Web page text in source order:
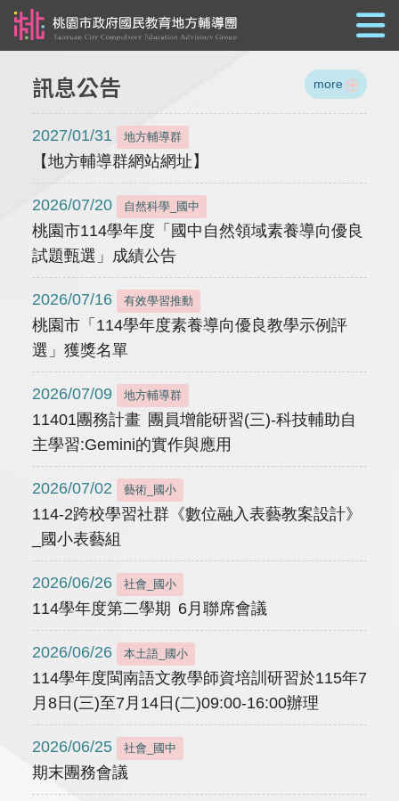
訊息公告 more
2027/01/31 地方輔導群
【地方輔導群網站網址】
2026/07/20 自然科學_國中
桃園市114學年度「國中自然領域素養導向優良
試題甄選」成績公告
2026/07/16 有效學習推動
桃園市「114學年度素養導向優良教學示例評
選」獲獎名單
2026/07/09 地方輔導群
11401團務計畫 團員增能研習(三)-科技輔助自
主學習:Gemini的實作與應用
2026/07/02 藝術_國小
114-2跨校學習社群《數位融入表藝教案設計》
_國小表藝組
2026/06/26 社會_國小
114學年度第二學期 6月聯席會議
2026/06/26 本土語_國小
114學年度閩南語文教學師資培訓研習於115年7
月8日(三)至7月14日(二)09:00-16:00辦理
2026/06/25 社會_國中
期末團務會議